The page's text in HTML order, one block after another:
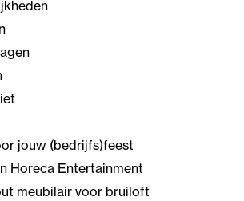
jouw (bedrijfs)feest
Horeca Entertainment
meubilair voor bruiloft